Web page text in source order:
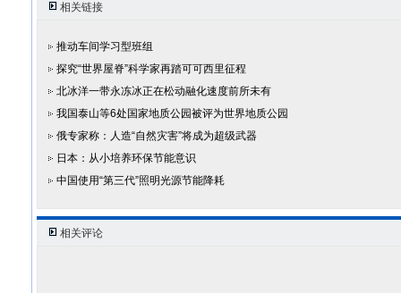
相关链接
推动车间学习型班组
探究“世界屋脊”科学家再踏可可西里征程
北冰洋一带永冻冰正在松动融化速度前所未有
我国泰山等6处国家地质公园被评为世界地质公园
俄专家称：人造“自然灾害”将成为超级武器
日本：从小培养环保节能意识
中国使用“第三代”照明光源节能降耗
相关评论